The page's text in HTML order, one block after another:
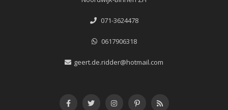
071-3624478
0617906318
geert.de.ridder@hotmail.com